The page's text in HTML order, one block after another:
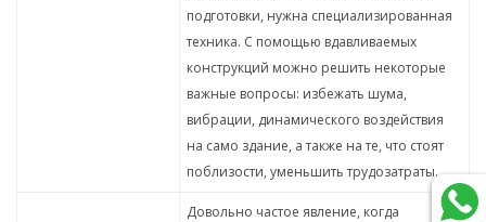
подготовки, нужна специализированная
техника. С помощью вдавливаемых
конструкций можно решить некоторые
важные вопросы: избежать шума,
вибрации, динамического воздействия
на само здание, а также на те, что стоят
поблизости, уменьшить трудозатраты.
Довольно частое явление, когда